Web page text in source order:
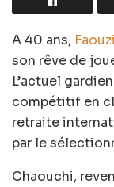
A 40 ans,
son rêve de
L’actuel
compétitif en
retraite
par le
Chaouchi,